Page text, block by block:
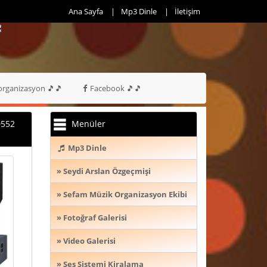
Ana Sayfa Mp3 Dinle İletişim
🎵🎵 Facebook 🎵🎵
Menüler
Mp3 Dinle
» Seydi Arslan Özgeçmişi
» Sefam Müzik Organizasyon Ekibi
» Fotoğraf Galerisi
» Video Galerisi
» Ses Sistemi Kiralama